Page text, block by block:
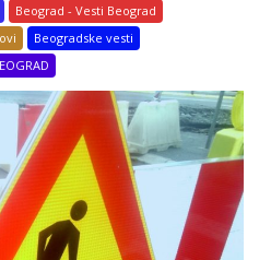
Beograd - Vesti Beograd
Beogradske vesti